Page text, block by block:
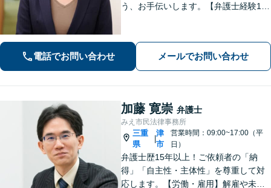
う、お手伝いします。【弁護士経験10
にご相談ください。
電話でお問い合わせ メールでお問い合わせ
加藤 寛崇 弁護士
みえ市民法律事務所
三重
県
|
津
市
営業時間：09:00~17:00（平
日）
弁護士歴15年以上！ご依頼者の「納
得」「自主性・主体性」を尊重して対
応します。【労働・雇用】解雇や未払